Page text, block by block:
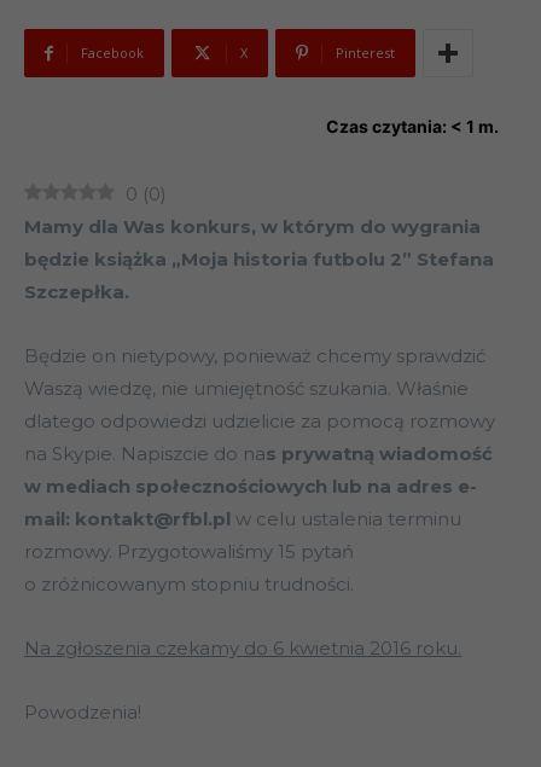
Facebook X Pinterest
Czas czytania: < 1 m.
0 (0)
Mamy dla Was konkurs, w którym do wygrania
będzie książka „Moja historia futbolu 2” Stefana
Szczepłka.
Będzie on nietypowy, ponieważ chcemy sprawdzić
Waszą wiedzę, nie umiejętność szukania. Właśnie
dlatego odpowiedzi udzielicie za pomocą rozmowy
na Skypie. Napiszcie do nas prywatną wiadomość
w mediach społecznościowych lub na adres e-
mail: kontakt@rfbl.pl w celu ustalenia terminu
rozmowy. Przygotowaliśmy 15 pytań
o zróżnicowanym stopniu trudności.
Na zgłoszenia czekamy do 6 kwietnia 2016 roku.
Powodzenia!